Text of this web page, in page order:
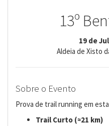
13º
19 de
Aldeia de Xisto
Sobre o Evento
Prova de trail running em
Trail Curto (≈21 km)